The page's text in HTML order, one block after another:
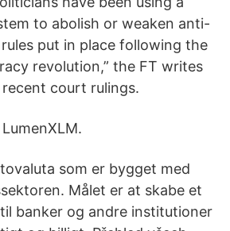
to abolish or weaken anti-
put in place following the
revolution,” the FT writes
court rulings.
som er bygget med
Målet er at skabe et
banker og andre institutioner